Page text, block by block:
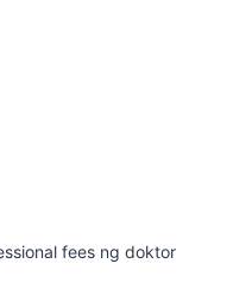
fees ng doktor